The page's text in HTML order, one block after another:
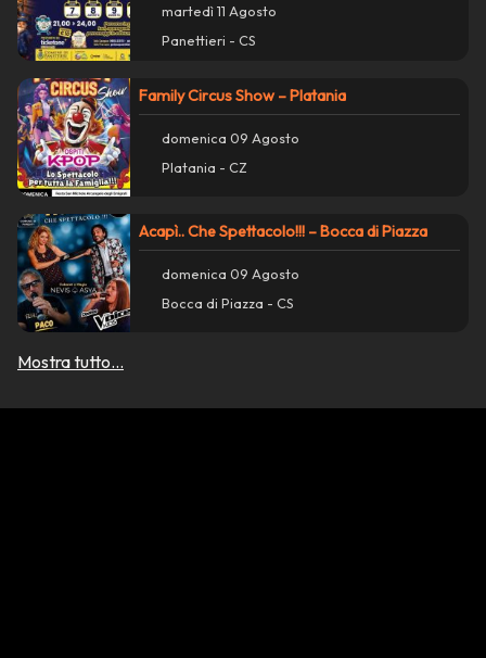
martedì 11 Agosto
Panettieri - CS
Family Circus Show – Platania
domenica 09 Agosto
Platania - CZ
Acapì.. Che Spettacolo!!! – Bocca di Piazza
domenica 09 Agosto
Bocca di Piazza - CS
Mostra tutto...